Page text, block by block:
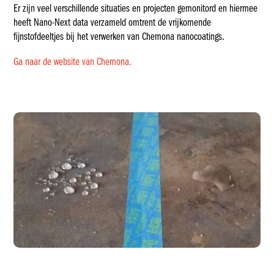
Er zijn veel verschillende situaties en projecten gemonitord en hiermee
heeft Nano-Next data verzameld omtrent de vrijkomende
fijnstofdeeltjes bij het verwerken van Chemona nanocoatings.
Ga naar de website van Chemona.